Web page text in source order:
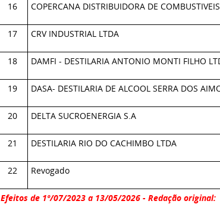
16 COPERCANA DISTRIBUIDORA DE
17 CRV INDUSTRIAL LTDA
18 DAMFI - DESTILARIA ANTONIO MONTI FILHO
19 DASA- DESTILARIA DE ALCOOL SERRA DOS
20 DELTA SUCROENERGIA S.A
21 DESTILARIA RIO DO CACHIMBO LTDA
22 Revogado
Efeitos de 1º/07/2023 a 13/05/2026 - Redação original: